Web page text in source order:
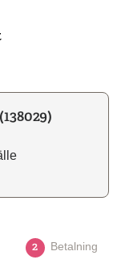
2 Betalning